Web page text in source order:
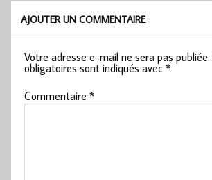
AJOUTER UN COMMENTAIRE
Votre adresse e-mail ne sera pas publiée.
obligatoires sont indiqués avec*
Commentaire*